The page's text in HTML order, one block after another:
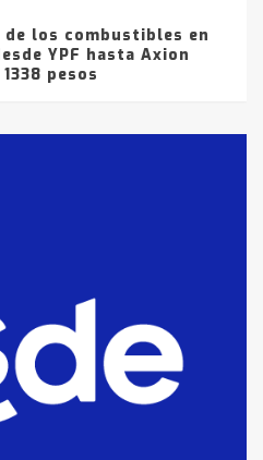
de los combustibles en
YPF hasta Axion
pesos
por
de drogas en la
vendió el edificio de
planta Industrial del